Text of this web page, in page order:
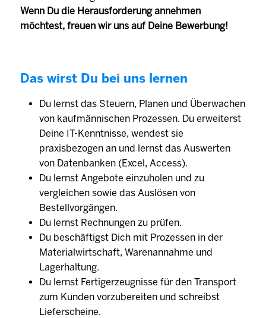
Wenn Du die Herausforderung annehmen
möchtest, freuen wir uns auf Deine Bewerbung!
Das wirst Du bei uns lernen
Du lernst das Steuern, Planen und Überwachen
von kaufmännischen Prozessen. Du erweiterst
Deine IT-Kenntnisse, wendest sie
praxisbezogen an und lernst das Auswerten
von Datenbanken (Excel, Access).
Du lernst Angebote einzuholen und zu
vergleichen sowie das Auslösen von
Bestellvorgängen.
Du lernst Rechnungen zu prüfen.
Du beschäftigst Dich mit Prozessen in der
Materialwirtschaft, Warenannahme und
Lagerhaltung.
Du lernst Fertigerzeugnisse für den Transport
zum Kunden vorzubereiten und schreibst
Lieferscheine.